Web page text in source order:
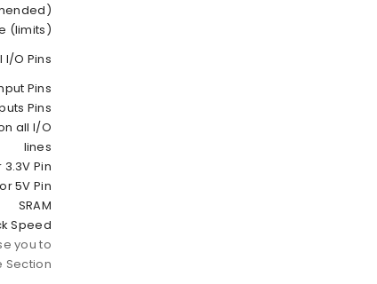
(limits)
I/O Pins
Pins
Pins
all I/O
lines
Pin
5V Pin
SRAM
Speed
you to